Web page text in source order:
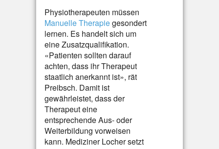
Physiotherapeuten müssen
Manuelle Therapiegesondert
lernen. Es handelt sich um
eine Zusatzqualifikation.
«Patienten sollten darauf
achten, dass ihr Therapeut
staatlich anerkannt ist», rät
Preibsch. Damit ist
gewährleistet, dass der
Therapeut eine
entsprechende Aus- oder
Weiterbildung vorweisen
kann. Mediziner Locher setzt